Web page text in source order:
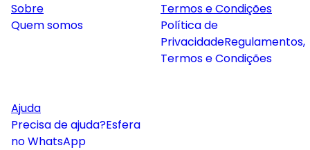
Sobre
Quem somos
Termos e Condições
Política de
PrivacidadeRegulamentos,
Termos e Condições
Ajuda
Precisa de ajuda?Esfera
no WhatsApp